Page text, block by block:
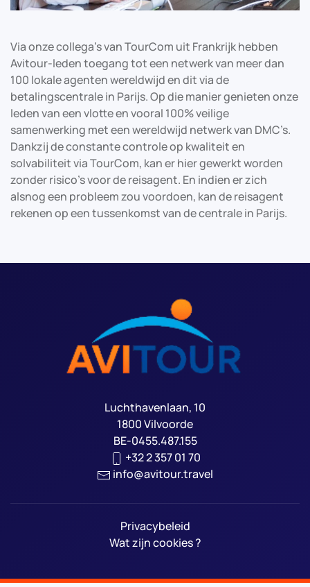
Via onze collega’s van TourCom uit Frankrijk hebben
Avitour-leden toegang tot een netwerk van meer dan
100 lokale agenten wereldwijd en dit via de
betalingscentrale in Parijs. Op die manier genieten onze
leden van een vlotte en vooral 100% veilige
samenwerking met een wereldwijd netwerk van DMC’s.
Dankzij de constante controle op kwaliteit en
solvabiliteit via TourCom, kan er hier gewerkt worden
zonder risico’s voor de reisagent. En indien er zich
alsnog een probleem zou voordoen, kan de reisagent
rekenen op een tussenkomst van de centrale in Parijs.
Luchthavenlaan, 10
1800 Vilvoorde
BE-0455.487.155
+32 2 357 01 70
info@avitour.travel
Privacybeleid
Wat zijn cookies ?